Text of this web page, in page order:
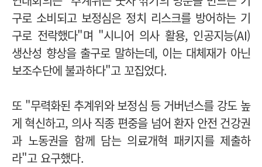
구로 소비되고 보정심은 정치 리스크를 방어하는 기
구로 전락했다"며 "시니어 의사 활용, 인공지능(AI)
생산성 향상을 출구로 말하는데, 이는 대체재가 아닌
보조수단에 불과하다"고 꼬집었다.
또 "무력화된 추계위와 보정심 등 거버넌스를 강도 높
게 혁신하고, 의사 직종 편중을 넘어 환자 안전 건강권
과 노동권을 함께 담는 의료개혁 패키지를 제출하
라"고 요구했다.